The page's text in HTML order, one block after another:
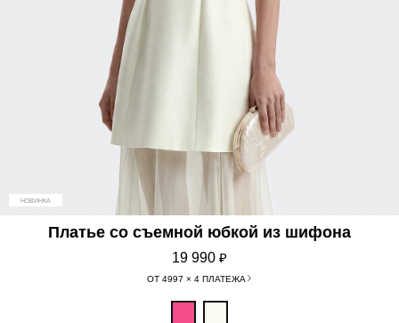
НОВИНКА
Платье со съемной юбкой из шифона
19 990 ₽
ОТ 4997 × 4 ПЛАТЕЖА